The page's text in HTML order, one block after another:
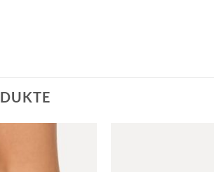
Toevoegen